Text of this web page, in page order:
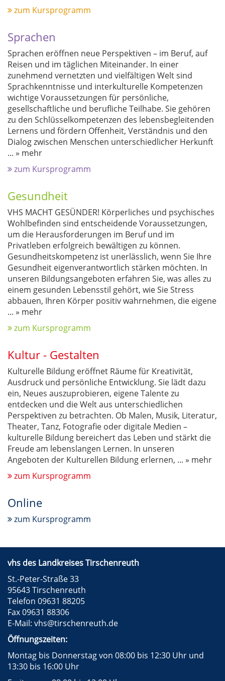
zum Kursprogramm
Sprachen
Sprachen eröffnen neue Perspektiven – im Beruf, auf
Reisen und im täglichen Miteinander. In einer
zunehmend vernetzten und vielfältigen Welt sind
Sprachkenntnisse und interkulturelle Kompetenzen
wichtige Voraussetzungen für persönliche,
gesellschaftliche und berufliche Teilhabe. Sie gehören
zu den Schlüsselkompetenzen des lebensbegleitenden
Lernens und fördern Offenheit, Verständnis und den
Dialog zwischen Menschen unterschiedlicher Herkunft
... » mehr
zum Kursprogramm
Gesundheit
VHS MACHT GESÜNDER! Körperliches und psychisches
Wohlbefinden sind entscheidende Voraussetzungen,
um die Herausforderungen im Beruf und im
Privatleben erfolgreich bewältigen zu können.
Gesundheitskompetenz ist unerlässlich, wenn Sie Ihre
Gesundheit eigenverantwortlich stärken möchten. In
unseren Bildungsangeboten erfahren Sie, was alles zu
einem gesunden Lebensstil gehört, wie Sie Stress
abbauen, Ihren Körper positiv wahrnehmen, die eigene
... » mehr
zum Kursprogramm
Kultur - Gestalten
Kulturelle Bildung eröffnet Räume für Kreativität,
Ausdruck und persönliche Entwicklung. Sie lädt dazu
ein, Neues auszuprobieren, eigene Talente zu
entdecken und die Welt aus unterschiedlichen
Perspektiven zu betrachten. Ob Malen, Musik, Literatur,
Theater, Tanz, Fotografie oder digitale Medien –
kulturelle Bildung bereichert das Leben und stärkt die
Freude am lebenslangen Lernen. In unseren
Angeboten der Kulturellen Bildung erlernen, ... » mehr
zum Kursprogramm
Online
zum Kursprogramm
vhs des Landkreises Tirschenreuth
St.-Peter-Straße 33
95643 Tirschenreuth
Telefon 09631 88205
Fax 09631 88306
E-Mail: vhs@tirschenreuth.de
Öffnungszeiten:
Montag bis Donnerstag von 08:00 bis 12:30 Uhr und
13:30 bis 16:00 Uhr